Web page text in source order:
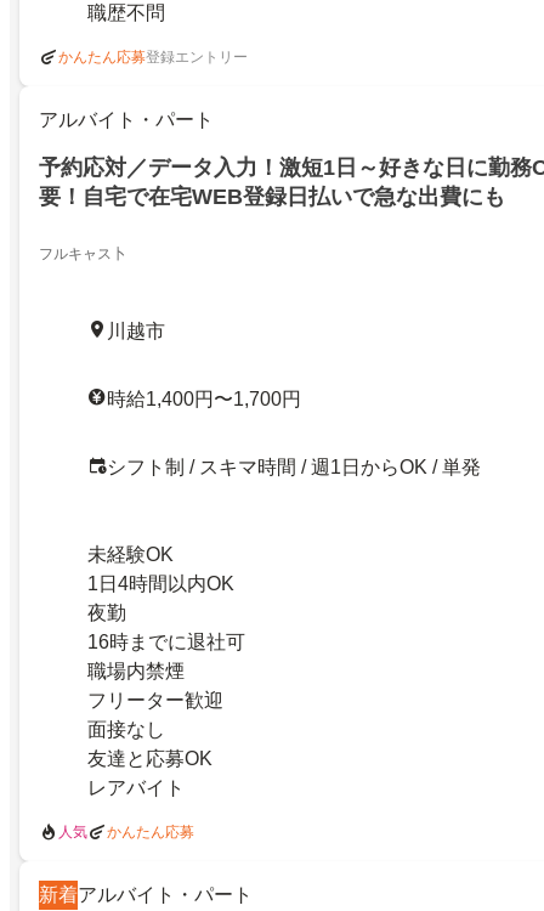
職歴不問
かんたん応募登録エントリー
アルバイト・パート
予約応対／データ入力！激短1日～好きな日に勤務
要！自宅で在宅WEB登録日払いで急な出費にも
フルキャス卜
川越市
時給1,400円〜1,700円
シフト制 / スキマ時間 / 週1日からOK / 単発
未経験OK
1日4時間以内OK
夜勤
16時までに退社可
職場内禁煙
フリーター歓迎
面接なし
友達と応募OK
レアバイト
人気 かんたん応募
新着アルバイト・パート